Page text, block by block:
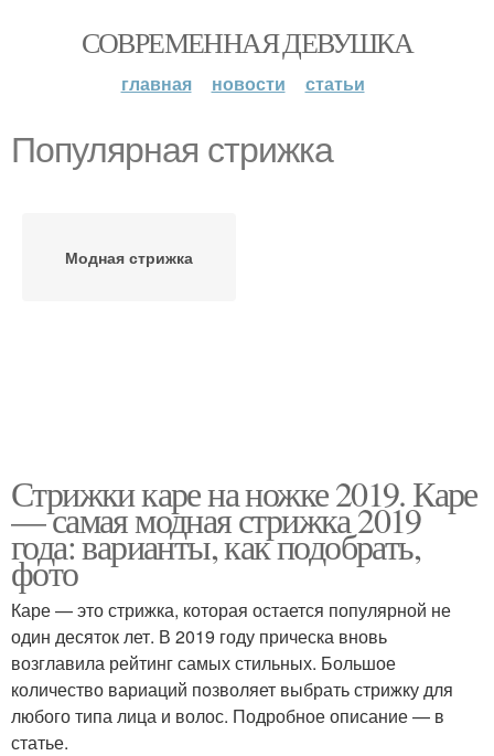
СОВРЕМЕННАЯ ДЕВУШКА
главная новости статьи
Популярная стрижка
Модная стрижка
Стрижки каре на ножке 2019. Каре
— самая модная стрижка 2019
года: варианты, как подобрать,
фото
Каре — это стрижка, которая остается популярной не
один десяток лет. В 2019 году прическа вновь
возглавила рейтинг самых стильных. Большое
количество вариаций позволяет выбрать стрижку для
любого типа лица и волос. Подробное описание — в
статье.